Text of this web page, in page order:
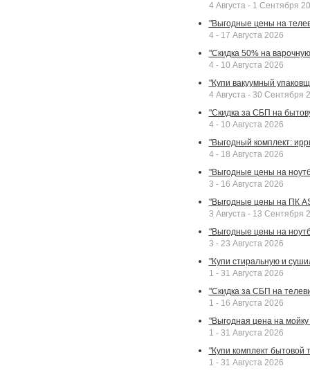
4 Августа - 1 Сентября
"Выгодные цены на
4 - 17 Августа 2026
"Скидка 50% на
4 - 10 Августа 2026
"Купи вакуумный
4 Августа - 30 Сентября
"Скидка за СБП на
4 - 10 Августа 2026
"Выгодный комплект:
4 - 18 Августа 2026
"Выгодные цены на
3 - 16 Августа 2026
"Выгодные цены на ПК
3 Августа - 13 Сентября
"Выгодные цены на
3 - 23 Августа 2026
"Купи стиральную и
1 - 31 Августа 2026
"Скидка за СБП на
1 - 16 Августа 2026
"Выгодная цена на
1 - 31 Августа 2026
"Купи комплект бытовой
1 - 31 Августа 2026